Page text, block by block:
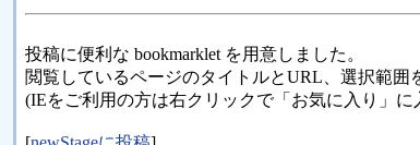
投稿に便利な bookmarklet を用意しました。
閲覧しているページのタイトルとURL、選択範囲
(IEをご利用の方は右クリックで「お気に入り」に